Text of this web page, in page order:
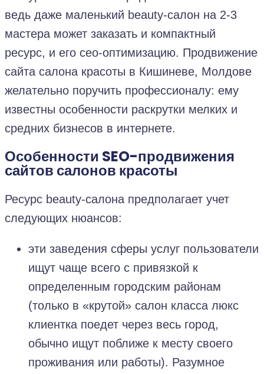
ведь даже маленький beauty-салон на 2-3
мастера может заказать и компактный
ресурс, и его сео-оптимизацию. Продвижение
сайта салона красоты в Кишиневе, Молдове
желательно поручить профессионалу: ему
известны особенности раскрутки мелких и
средних бизнесов в интернете.
Особенности SEO-продвижения
сайтов салонов красоты
Ресурс beauty-салона предполагает учет
следующих нюансов:
эти заведения сферы услуг пользователи
ищут чаще всего с привязкой к
определенным городским районам
(только в «крутой» салон класса люкс
клиентка поедет через весь город,
обычно ищут поближе к месту своего
проживания или работы). Разумное